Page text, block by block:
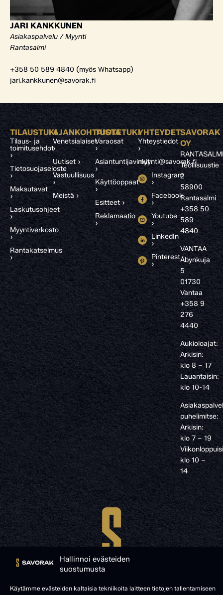
Hallinnoi evästeiden
suostumusta
Käytämme evästeiden kaltaisia tekniikoita laitteen tietojen tallentamiseen
JARI KANKKUNEN
Asiakaspalvelu / Myynti
Rantasalmi
+358 50 589 4840 (myös Whatsapp)
jari.kankkunen@savorak.fi
TILAUSTUKI
Tilaus- ja
toimitusehdot
›
Tietosuojaseloste
›
Maksutavat
›
Laskutusohjeet
›
Myyntiverkosto
›
Rantakatselmus
›
AJANKOHTAISTA
Venetsialaiset
›
Uutiset ›
Vastuullisuus
›
Meistä ›
TUOTETUKI
Varaosat
›
Asiantuntijavinkit
›
Käyttöoppaat
›
Esitteet ›
Reklamaatio
›
YHTEYDET
Yhteystiedot
›
myynti@savorak.fi
Instagram
›
Facebook
›
Youtube
›
LinkedIn
›
Pinterest
›
SAVORAK
OY
Teollisuustie
2
58900
Rantasalmi
+358 50
589
4840
VANTAA
Åbynkuja
5
01730
Vantaa
+358 9
276
4440
Aukioloajat:
Arkisin:
klo 8 – 17
Lauantaisin:
klo 10-14
puhelimitse:
Arkisin:
klo 7 – 19
klo 10 –
14